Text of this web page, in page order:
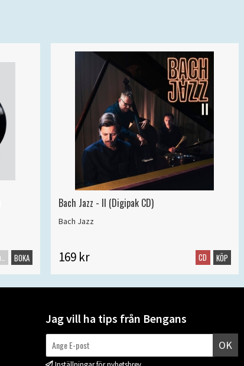
Maxisingel BOKA
Bach Jazz - II (Digipak CD)
Bach Jazz
169 kr CD KÖP
Jag vill ha tips från Bengans
OK